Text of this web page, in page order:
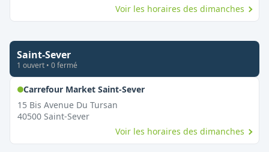
Voir les horaires des dimanches
Saint-Sever
1 ouvert • 0fermé
Carrefour Market Saint-Sever,
15 Bis Avenue Du Tursan
40500 Saint-Sever
Voir les horaires des dimanches